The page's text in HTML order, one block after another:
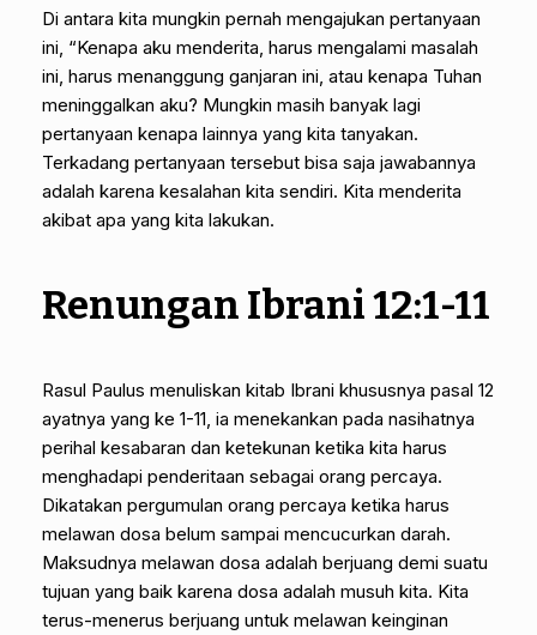
Di antara kita mungkin pernah mengajukan pertanyaan
ini, “Kenapa aku menderita, harus mengalami masalah
ini, harus menanggung ganjaran ini, atau kenapa Tuhan
meninggalkan aku? Mungkin masih banyak lagi
pertanyaan kenapa lainnya yang kita tanyakan.
Terkadang pertanyaan tersebut bisa saja jawabannya
adalah karena kesalahan kita sendiri. Kita menderita
akibat apa yang kita lakukan.
Renungan Ibrani 12:1-11
Rasul Paulus menuliskan kitab Ibrani khususnya pasal 12
ayatnya yang ke 1-11, ia menekankan pada nasihatnya
perihal kesabaran dan ketekunan ketika kita harus
menghadapi penderitaan sebagai orang percaya.
Dikatakan pergumulan orang percaya ketika harus
melawan dosa belum sampai mencucurkan darah.
Maksudnya melawan dosa adalah berjuang demi suatu
tujuan yang baik karena dosa adalah musuh kita. Kita
terus-menerus berjuang untuk melawan keinginan